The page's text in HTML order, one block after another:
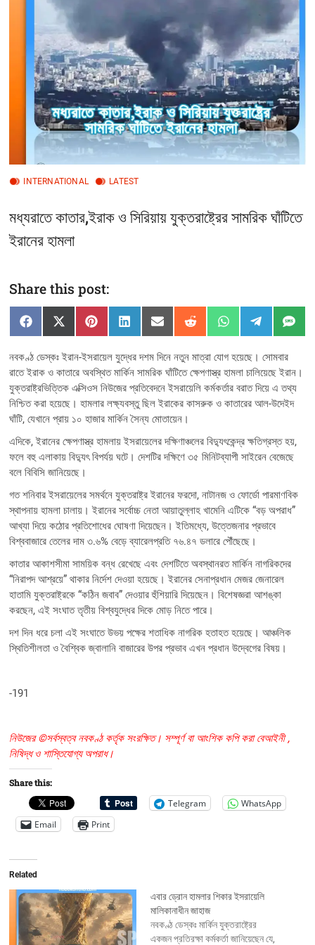
t
o
n
INTERNATIONAL LATEST
মধ্যরাতে কাতার,ইরাক ও সিরিয়ায় যুক্তরাষ্ট্রের সামরিক ঘাঁটিতে
ইরানের হামলা
Share this post:
Share
on
F
a
e
b
o
o
k
Share
on
X
(
w
i
t
t
e
r
)
Share
on
P
i
t
e
r
e
s
t
Share
on
L
i
k
e
d
I
n
Share
on
E
m
i
l
Share
on
R
e
d
i
t
Share
on
W
h
t
s
A
p
p
Share
on
e
e
g
r
a
m
on
S
M
নবকণ্ঠ ডেস্কঃ ইরান-ইসরায়েল যুদ্ধের দশম দিনে নতুন মাত্রা যোগ হয়েছে। সোমবার
রাতে ইরাক ও কাতারে অবস্থিত মার্কিন সামরিক ঘাঁটিতে ক্ষেপণাস্ত্র হামলা চালিয়েছে ইরান।
যুক্তরাষ্ট্রভিত্তিক এক্সিওস নিউজের প্রতিবেদনে ইসরায়েলি কর্মকর্তার বরাত দিয়ে এ তথ্য
নিশ্চিত করা হয়েছে। হামলার লক্ষ্যবস্তু ছিল ইরাকের কাসরুক ও কাতারের আল-উদেইদ
ঘাঁটি, যেখানে প্রায় ১০ হাজার মার্কিন সৈন্য মোতায়েন।
এদিকে, ইরানের ক্ষেপণাস্ত্র হামলায় ইসরায়েলের দক্ষিণাঞ্চলের বিদ্যুৎকেন্দ্র ক্ষতিগ্রস্ত হয়,
ফলে বহু এলাকায় বিদ্যুৎ বিপর্যয় ঘটে। দেশটির দক্ষিণে ৩৫ মিনিটব্যাপী সাইরেন বেজেছে
বলে বিবিসি জানিয়েছে।
গত শনিবার ইসরায়েলের সমর্থনে যুক্তরাষ্ট্র ইরানের ফরদো, নাটানজ ও ফোর্ডো পারমাণবিক
স্থাপনায় হামলা চালায়। ইরানের সর্বোচ্চ নেতা আয়াতুল্লাহ খামেনি এটিকে “বড় অপরাধ”
আখ্যা দিয়ে কঠোর প্রতিশোধের ঘোষণা দিয়েছেন। ইতিমধ্যে, উত্তেজনার প্রভাবে
বিশ্ববাজারে তেলের দাম ৩.৬% বেড়ে ব্যারেলপ্রতি ৭৬.৪৭ ডলারে পৌঁছেছে।
কাতার আকাশসীমা সাময়িক বন্ধ রেখেছে এবং দেশটিতে অবস্থানরত মার্কিন নাগরিকদের
“নিরাপদ আশ্রয়ে” থাকার নির্দেশ দেওয়া হয়েছে। ইরানের সেনাপ্রধান মেজর জেনারেল
হাতামি যুক্তরাষ্ট্রকে “কঠিন জবাব” দেওয়ার হুঁশিয়ারি দিয়েছেন। বিশেষজ্ঞরা আশঙ্কা
করছেন, এই সংঘাত তৃতীয় বিশ্বযুদ্ধের দিকে মোড় নিতে পারে।
দশ দিন ধরে চলা এই সংঘাতে উভয় পক্ষের শতাধিক নাগরিক হতাহত হয়েছে। আঞ্চলিক
স্থিতিশীলতা ও বৈশ্বিক জ্বালানি বাজারের উপর প্রভাব এখন প্রধান উদ্বেগের বিষয়।
-191
নিউজের ©সর্বস্বত্ব নবকণ্ঠ কর্তৃক সংরক্ষিত। সম্পূর্ণ বা আংশিক কপি করা বেআইনী ,
নিষিদ্ধ ও শাস্তিযোগ্য অপরাধ।
Share this:
Telegram
WhatsApp
Email
Print
Related
এবার ড্রোন হামলার শিকার ইসরায়েলি
মালিকানাধীন জাহাজ
নবকণ্ঠ ডেস্কঃ মার্কিন যুক্তরাষ্ট্রের
একজন প্রতিরক্ষা কর্মকর্তা জানিয়েছেন যে,